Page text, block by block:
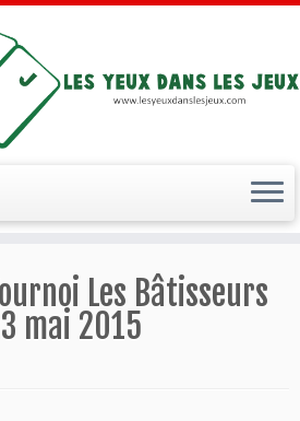
Les Bâtisseurs
mai 2015